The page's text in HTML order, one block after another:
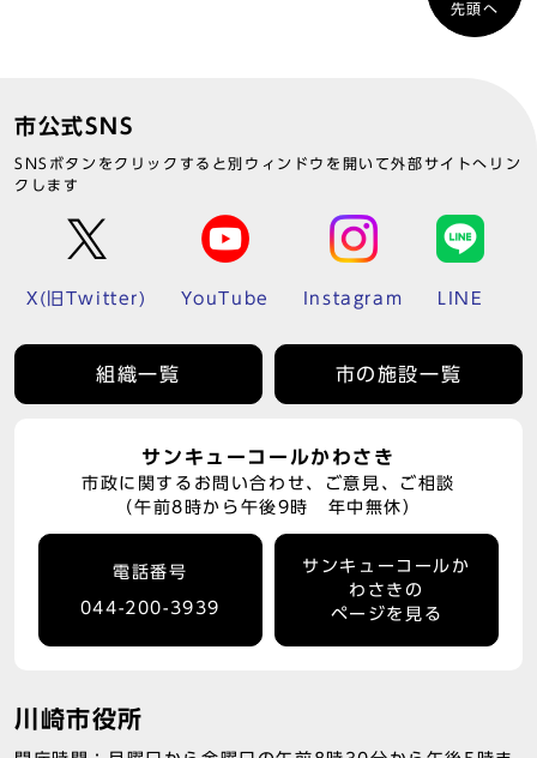
先頭へ
市公式SNS
SNSボタンをクリックすると別ウィンドウを開いて外部サイトへリン
クします
X(旧Twitter) YouTube Instagram LINE
組織一覧 市の施設一覧
サンキューコールかわさき
市政に関するお問い合わせ、ご意見、ご相談
（午前8時から午後9時 年中無休）
電話番号
044-200-3939
サンキューコールか
わさきの
ページを見る
川崎市役所